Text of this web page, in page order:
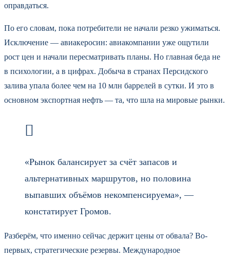
оправдаться.
По его словам, пока потребители не начали резко ужиматься.
Исключение — авиакеросин: авиакомпании уже ощутили
рост цен и начали пересматривать планы. Но главная беда не
в психологии, а в цифрах. Добыча в странах Персидского
залива упала более чем на 10 млн баррелей в сутки. И это в
основном экспортная нефть — та, что шла на мировые рынки.
«Рынок балансирует за счёт запасов и
альтернативных маршрутов, но половина
выпавших объёмов некомпенсируема», —
констатирует Громов.
Разберём, что именно сейчас держит цены от обвала? Во-
первых, стратегические резервы. Международное